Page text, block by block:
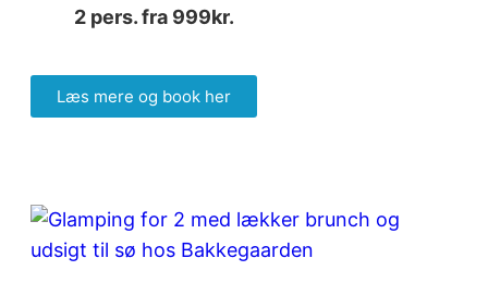
2 pers. fra 999kr.
Læs mere og book her